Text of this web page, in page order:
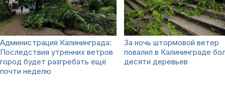
Администрация Калининграда:
Последствия утренних ветров
город будет разгребать ещё
почти неделю
За ночь штормовой ветер
повалил в Калининграде
десяти деревьев